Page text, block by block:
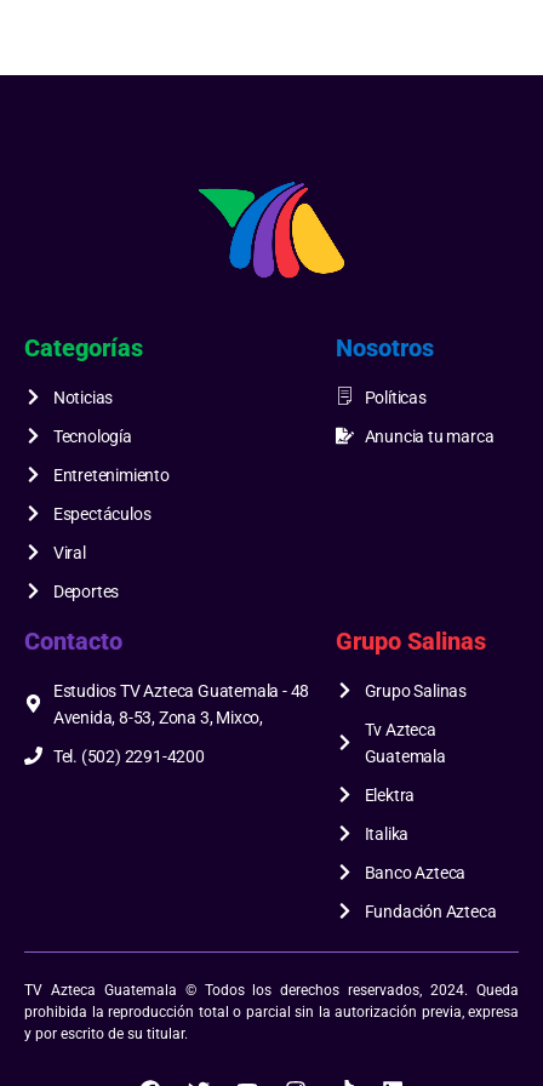
Categorías
Noticias
Tecnología
Entretenimiento
Espectáculos
Viral
Deportes
Nosotros
Políticas
Anuncia tu marca
Contacto
Estudios TV Azteca Guatemala - 48
Avenida, 8-53, Zona 3, Mixco,
Tel. (502) 2291-4200
Grupo Salinas
Grupo Salinas
Tv Azteca
Guatemala
Elektra
Italika
Banco Azteca
Fundación Azteca
TV Azteca Guatemala © Todos los derechos reservados, 2024. Queda
prohibida la reproducción total o parcial sin la autorización previa, expresa
y por escrito de su titular.